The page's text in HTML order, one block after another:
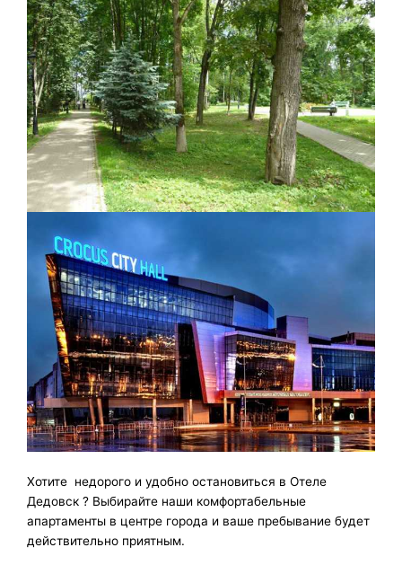
Хотите недорого и удобно остановиться в Отеле
Дедовск ? Выбирайте наши комфортабельные
апартаменты в центре города и ваше пребывание будет
действительно приятным.